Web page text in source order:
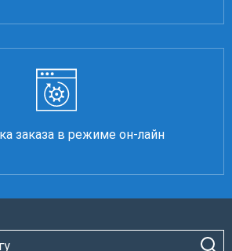
заказа в режиме он-лайн